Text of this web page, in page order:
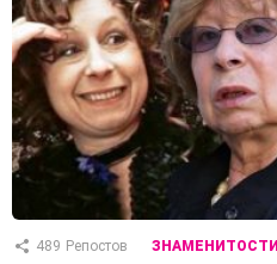
489 Репостов ЗНАМЕНИТОСТИ